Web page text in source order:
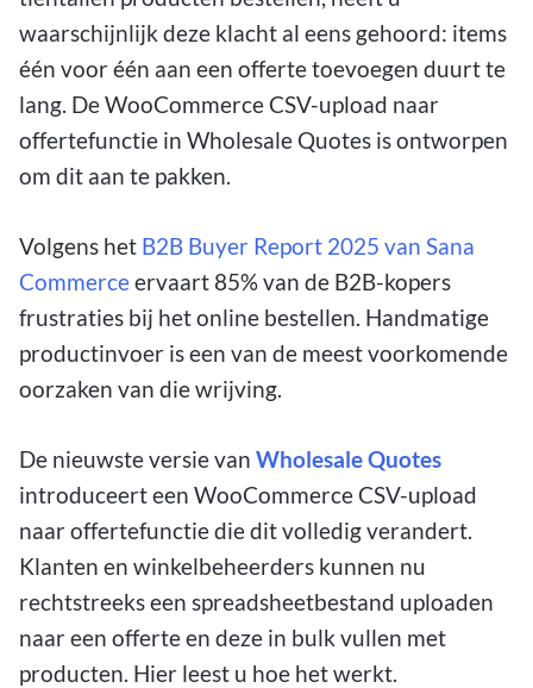
waarschijnlijk deze klacht al eens gehoord: items
één voor één aan een offerte toevoegen duurt te
lang. De WooCommerce CSV-upload naar
offertefunctie in Wholesale Quotes is ontworpen
om dit aan te pakken.
Volgens het B2B Buyer Report 2025 van Sana
Commerceervaart 85% van de B2B-kopers
frustraties bij het online bestellen. Handmatige
productinvoer is een van de meest voorkomende
oorzaken van die wrijving.
De nieuwste versie van Wholesale Quotes
introduceert een WooCommerce CSV-upload
naar offertefunctie die dit volledig verandert.
Klanten en winkelbeheerders kunnen nu
rechtstreeks een spreadsheetbestand uploaden
naar een offerte en deze in bulk vullen met
producten. Hier leest u hoe het werkt.